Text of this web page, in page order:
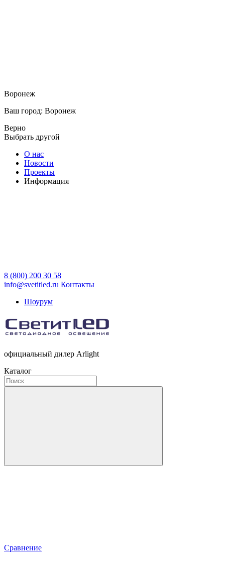
Воронеж
Ваш город: Воронеж
Верно
Выбрать другой
О нас
Новости
Проекты
Информация
8 (800) 200 30 58
info@svetitled.ru Контакты
Шоурум
официальный дилер Arlight
Каталог
Сравнение